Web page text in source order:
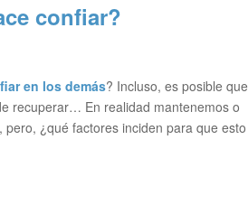
confiar?
en los demás? Incluso, es posible que
recuperar… En realidad mantenemos o
¿qué factores inciden para que esto